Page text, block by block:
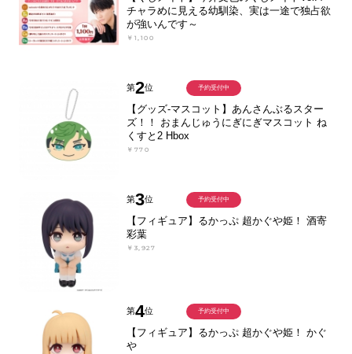
チャラめに見える幼馴染、実は一途で独占欲
が強いんです～
￥1,100
第2位
【グッズ-マスコット】あんさんぶるスター
ズ！！ おまんじゅうにぎにぎマスコット ね
くすと2 Hbox
￥770
予約受付中
第3位
【フィギュア】るかっぷ 超かぐや姫！ 酒寄
彩葉
￥3,927
予約受付中
第4位
【フィギュア】るかっぷ 超かぐや姫！ かぐ
や
予約受付中